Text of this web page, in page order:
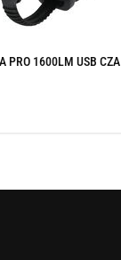
PRO 1600LM USB CZA